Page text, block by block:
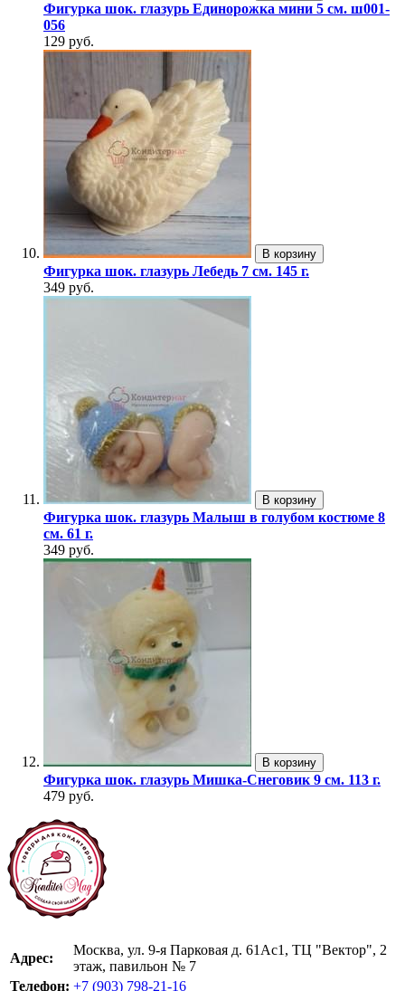
Фигурка шок. глазурь Единорожка мини 5 см. ш001-
056
129 руб.
В корзину
Фигурка шок. глазурь Лебедь 7 см. 145 г.
349 руб.
В корзину
Фигурка шок. глазурь Малыш в голубом костюме 8
см. 61 г.
349 руб.
В корзину
Фигурка шок. глазурь Мишка-Снеговик 9 см. 113 г.
479 руб.
Адрес:
Москва, ул. 9-я Парковая д. 61Ас1, ТЦ "Вектор", 2
этаж, павильон № 7
Телефон: +7 (903) 798-21-16